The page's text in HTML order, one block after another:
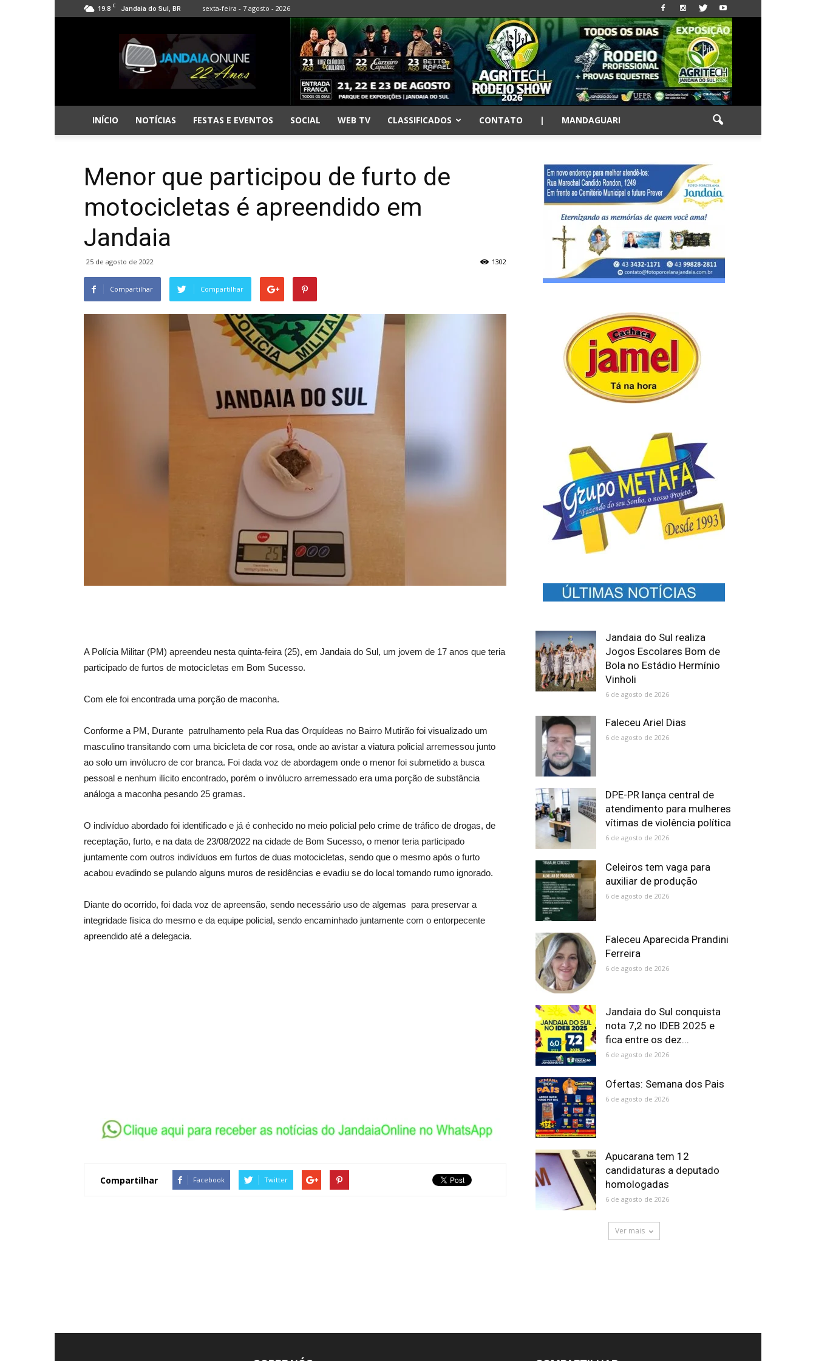
19.8 C Jandaia do Sul, BR sexta-feira - 7 agosto - 2026
Jandaia
Online
INÍCIO NOTÍCIAS FESTAS E EVENTOS SOCIAL WEB TV CLASSIFICADOS CONTATO | MANDAGUARI
Menor que participou de furto de
motocicletas é apreendido em
Jandaia
25 de agosto de 2022 1302
Compartilhar Compartilhar
A Polícia Militar (PM) apreendeu nesta quinta-feira (25), em Jandaia do Sul, um jovem de 17 anos que teria
participado de furtos de motocicletas em Bom Sucesso.
Com ele foi encontrada uma porção de maconha.
Conforme a PM, Durante patrulhamento pela Rua das Orquídeas no Bairro Mutirão foi visualizado um
masculino transitando com uma bicicleta de cor rosa, onde ao avistar a viatura policial arremessou junto
ao solo um invólucro de cor branca. Foi dada voz de abordagem onde o menor foi submetido a busca
pessoal e nenhum ilícito encontrado, porém o invólucro arremessado era uma porção de substância
análoga a maconha pesando 25 gramas.
O indivíduo abordado foi identificado e já é conhecido no meio policial pelo crime de tráfico de drogas, de
receptação, furto, e na data de 23/08/2022 na cidade de Bom Sucesso, o menor teria participado
juntamente com outros indivíduos em furtos de duas motocicletas, sendo que o mesmo após o furto
acabou evadindo se pulando alguns muros de residências e evadiu se do local tomando rumo ignorado.
Diante do ocorrido, foi dada voz de apreensão, sendo necessário uso de algemas para preservar a
integridade física do mesmo e da equipe policial, sendo encaminhado juntamente com o entorpecente
apreendido até a delegacia.
Compartilhar Facebook Twitter
Jandaia do Sul realiza
Jogos Escolares Bom de
Bola no Estádio Hermínio
Vinholi
6 de agosto de 2026
Faleceu Ariel Dias
6 de agosto de 2026
DPE-PR lança central de
atendimento para mulheres
vítimas de violência política
6 de agosto de 2026
Celeiros tem vaga para
auxiliar de produção
6 de agosto de 2026
Faleceu Aparecida Prandini
Ferreira
6 de agosto de 2026
Jandaia do Sul conquista
nota 7,2 no IDEB 2025 e
fica entre os dez...
6 de agosto de 2026
Ofertas: Semana dos Pais
6 de agosto de 2026
Apucarana tem 12
candidaturas a deputado
homologadas
6 de agosto de 2026
Ver mais